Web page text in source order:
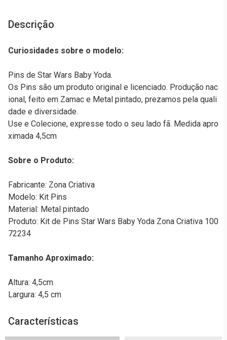
Descrição
Curiosidades sobre o modelo:
Pins de Star Wars Baby Yoda.
Os Pins são um produto original e licenciado. Produção nac
ional, feito em Zamac e Metal pintado, prezamos pela quali
dade e diversidade.
Use e Colecione, expresse todo o seu lado fã. Medida apro
ximada 4,5cm
Sobre o Produto:
Fabricante: Zona Criativa
Modelo: Kit Pins
Material: Metal pintado
Produto: Kit de Pins Star Wars Baby Yoda Zona Criativa 100
72234
Tamanho Aproximado:
Altura: 4,5cm
Largura: 4,5 cm
Características